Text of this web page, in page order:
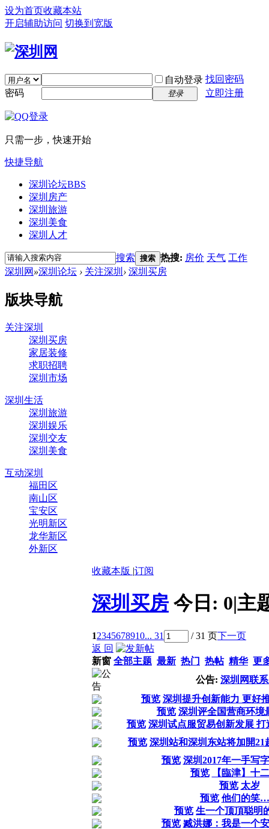
设为首页收藏本站
开启辅助访问 切换到宽版
自动登录 找回密码
密码
登录 立即注册
只需一步，快速开始
快捷导航
深圳论坛BBS
深圳房产
深圳旅游
深圳美食
深圳人才
搜索 搜索 热搜: 房价 天气 工作
深圳网 »深圳论坛 › 关注深圳 › 深圳买房
版块导航
关注深圳
深圳买房
家居装修
求职招聘
深圳市场
深圳生活
深圳旅游
深圳娱乐
深圳交友
深圳美食
互动深圳
福田区
南山区
宝安区
光明新区
龙华新区
外新区
收藏本版 |订阅
深圳买房 今日: 0|主
12345678910... 31 / 31 页下一页
返 回
新窗 全部主题 最新 热门 热帖 精华 更
公告: 深圳网联
预览 深圳提升创新能力 更好
预览 深圳评全国营商环境
预览 深圳试点服贸易创新发展
预览 深圳站和深圳东站将加開21
预览 深圳2017年一手写
预览
【臨津】十
预览 太岁
预览 他们的笑
预览 生一个顶頂聪明
预览 臧洪娜：我是一个